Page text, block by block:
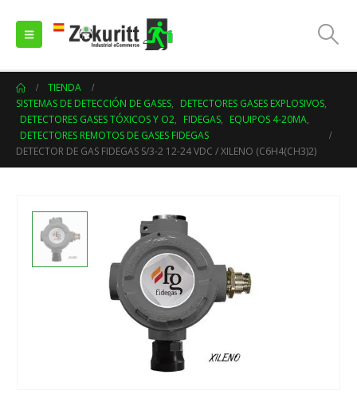
TIENDA
SISTEMAS DE DETECCIÓN DE GASES, DETECTORES GASES EXPLOSIVOS,
DETECTORES GASES TÓXICOS Y O2, FIDEGAS, EQUIPOS 4-20MA,
DETECTORES REMOTOS DE GASES FIDEGAS
DETECTOR DE GAS FIDEGAS S/3-2 12-24 VDC / XILENO (C6H4(CH3)2)